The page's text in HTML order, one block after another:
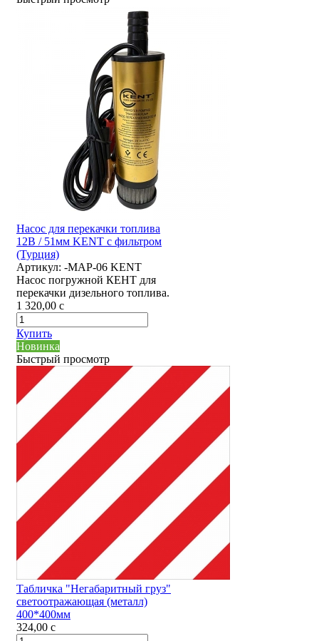
Насос для перекачки топлива
12В / 51мм KENT с фильтром
(Турция)
Артикул: -MAP-06 KENT
Насос погружной КЕНТ для
перекачки дизельного топлива.
1 320,00 c
Купить
Новинка
Быстрый просмотр
Табличка "Негабаритный груз"
светоотражающая (металл)
400*400мм
324,00 c